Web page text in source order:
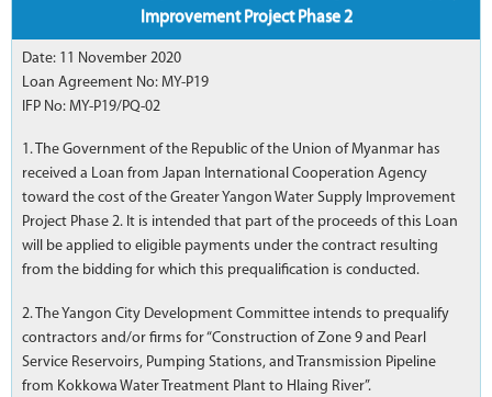
Improvement Project Phase 2
Date: 11 November 2020
Loan Agreement No: MY-P19
IFP No: MY-P19/PQ-02
1. The Government of the Republic of the Union of Myanmar has
received a Loan from Japan International Cooperation Agency
toward the cost of the Greater Yangon Water Supply Improvement
Project Phase 2. It is intended that part of the proceeds of this Loan
will be applied to eligible payments under the contract resulting
from the bidding for which this prequalification is conducted.
2. The Yangon City Development Committee intends to prequalify
contractors and/or firms for “Construction of Zone 9 and Pearl
Service Reservoirs, Pumping Stations, and Transmission Pipeline
from Kokkowa Water Treatment Plant to Hlaing River”.